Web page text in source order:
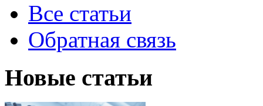
Все статьи
Обратная связь
Новые статьи